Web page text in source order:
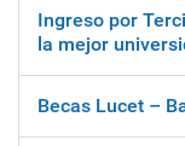
Ingreso por
la mejor
Becas Lucet –